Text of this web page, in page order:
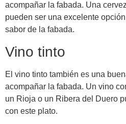
acompañar la fabada. Una
pueden ser una excelente
sabor de la fabada.
Vino tinto
El vino tinto también es una
acompañar la fabada. Un vino
un Rioja o un Ribera del Duero
con este plato.